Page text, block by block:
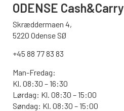
ODENSE Cash&Carry
Skræddermaen 4,
5220 Odense SØ
+45 88 77 83 83
Man-Fredag:
Kl. 08:30 – 16:30
Lørdag: Kl. 08:30 – 15:00
Søndag: Kl. 08:30 – 15:00